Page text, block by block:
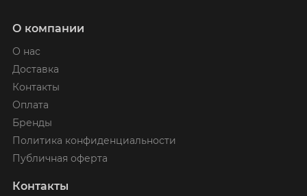
О компании
О нас
Доставка
Контакты
Оплата
Бренды
Политика конфиденциальности
Публичная оферта
Контакты